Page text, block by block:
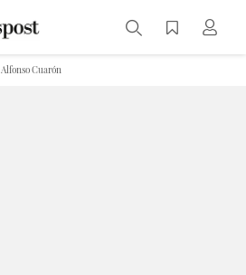
Alfonso Cuarón